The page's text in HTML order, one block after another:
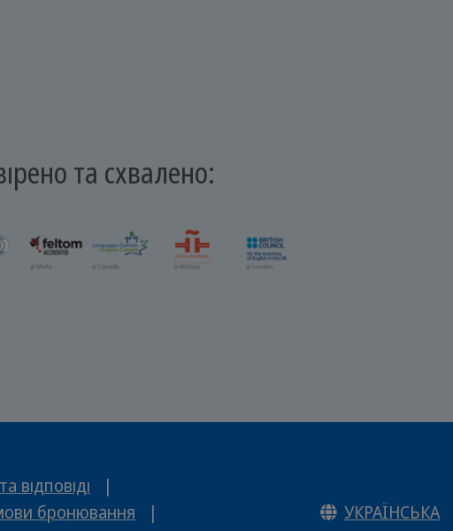
та схвалено:
відповіді
|
бронювання
|
УКРАЇНСЬКА